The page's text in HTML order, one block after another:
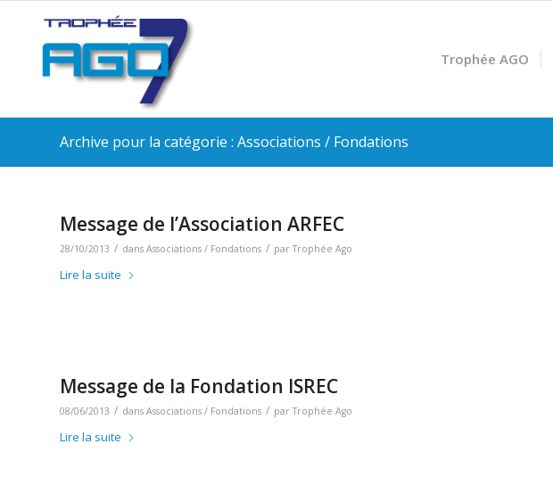
Trophée AGO
Archive pour la catégorie : Associations / Fondations
Message de l’Association ARFEC
28/10/2013 / dans Associations / Fondations / parTrophée Ago
Lire la suite
Message de la Fondation ISREC
08/06/2013 / dans Associations / Fondations / parTrophée Ago
Lire la suite